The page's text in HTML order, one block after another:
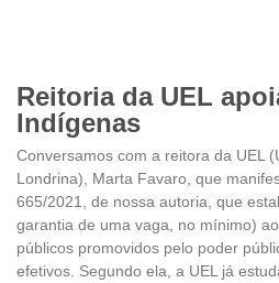
Reitoria da UEL
Indígenas
Conversamos com a reitora da UEL
Londrina), Marta Favaro, que
665/2021, de nossa autoria, que
garantia de uma vaga, no mínimo)
públicos promovidos pelo poder
efetivos. Segundo ela, a UEL já